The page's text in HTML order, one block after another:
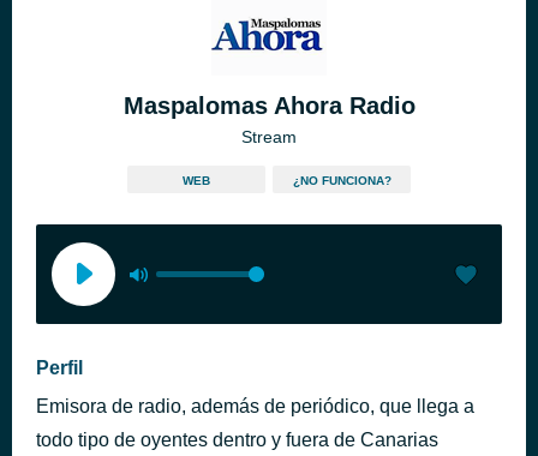
Maspalomas Ahora Radio
Stream
WEB ¿NO FUNCIONA?
Perfil
Emisora de radio, además de periódico, que llega a
todo tipo de oyentes dentro y fuera de Canarias